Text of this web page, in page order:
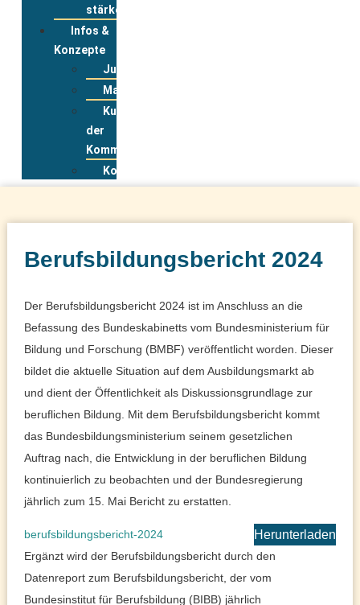
stärken
Infos &
Konzepte
Jugendwohnkonzepte
Materialpool
Kurzportraits
der
Kommunen
Kontakt
Berufsbildungsbericht 2024
Der Berufsbildungsbericht 2024 ist im Anschluss an die
Befassung des Bundeskabinetts vom Bundesministerium für
Bildung und Forschung (BMBF) veröffentlicht worden. Dieser
bildet die aktuelle Situation auf dem Ausbildungsmarkt ab
und dient der Öffentlichkeit als Diskussionsgrundlage zur
beruflichen Bildung. Mit dem Berufsbildungsbericht kommt
das Bundesbildungsministerium seinem gesetzlichen
Auftrag nach, die Entwicklung in der beruflichen Bildung
kontinuierlich zu beobachten und der Bundesregierung
jährlich zum 15. Mai Bericht zu erstatten.
berufsbildungsbericht-2024 Herunterladen
Ergänzt wird der Berufsbildungsbericht durch den
Datenreport zum Berufsbildungsbericht, der vom
Bundesinstitut für Berufsbildung (BIBB) jährlich